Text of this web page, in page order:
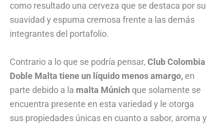
como resultado una cerveza que se destaca por su
suavidad y espuma cremosa frente a las demás
integrantes del portafolio.
Contrario a lo que se podría pensar, Club Colombia
Doble Malta tiene un líquido menos amargo, en
parte debido a la malta Múnich que solamente se
encuentra presente en esta variedad y le otorga
sus propiedades únicas en cuanto a sabor, aroma y